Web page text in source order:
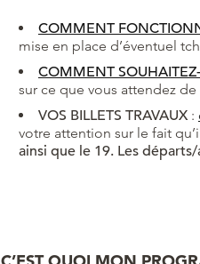
COMMENT
mise en place d’éventuel
COMMENT
sur ce que vous attendez
VOS BILLETS TRAVAUX:
votre attention sur le fait
ainsi que le 19. Les